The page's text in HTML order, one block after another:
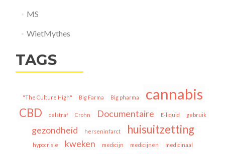
MS
WietMythes
TAGS
"The Culture High" Big Farma Big pharma cannabis
CBD celstraf Crohn Documentaire E-liquid gebruik
gezondheid herseninfarct huisuitzetting
hypocrisie kweken medicijn medicijnen medicinaal